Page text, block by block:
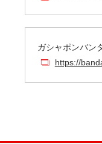
ガシャポンバン
https://